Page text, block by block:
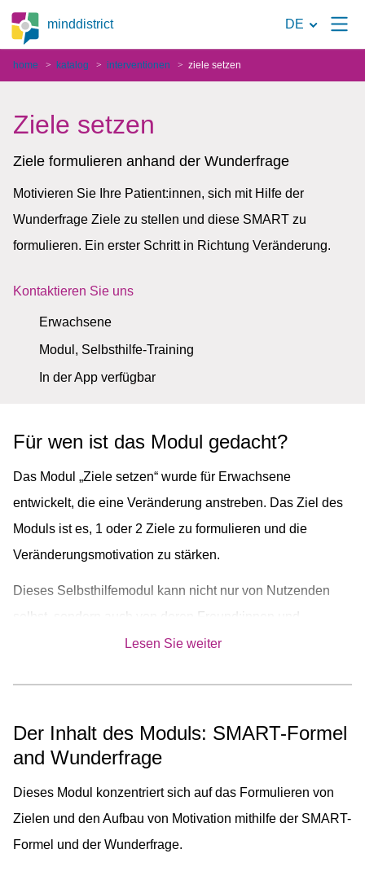
minddistrict
Suchseite
DE
home katalog interventionen ziele setzen
Ziele setzen
Ziele formulieren anhand der Wunderfrage
Motivieren Sie Ihre Patient:innen, sich mit Hilfe der
Wunderfrage Ziele zu stellen und diese SMART zu
formulieren. Ein erster Schritt in Richtung Veränderung.
Kontaktieren Sie uns
Erwachsene
Modul, Selbsthilfe-Training
In der App verfügbar
Für wen ist das Modul gedacht?
Das Modul „Ziele setzen“ wurde für Erwachsene
entwickelt, die eine Veränderung anstreben. Das Ziel des
Moduls ist es, 1 oder 2 Ziele zu formulieren und die
Veränderungsmotivation zu stärken.
Dieses Selbsthilfemodul kann nicht nur von Nutzenden
selbst, sondern auch von deren Freund:innen und
Angehörigen genutzt werden. Dies ermöglicht es, das
Lesen Sie weiter
Der Inhalt des Moduls: SMART-Formel
and Wunderfrage
Dieses Modul konzentriert sich auf das Formulieren von
Zielen und den Aufbau von Motivation mithilfe der SMART-
Formel und der Wunderfrage.